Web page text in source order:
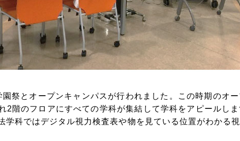
祭とオープンキャンパスが行われました。この時期のオ
2階のフロアにすべての学科が集結して学科をアピールし
学科ではデジタル視力検査表や物を見ている位置がわかる